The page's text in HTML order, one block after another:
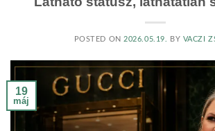
POSTED ON 2026.05.19. BY VACZI
19
máj